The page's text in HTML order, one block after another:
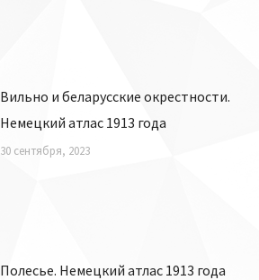
Вильно и беларусские окрестности.
Немецкий атлас 1913 года
30 сентября, 2023
Полесье. Немецкий атлас 1913 года